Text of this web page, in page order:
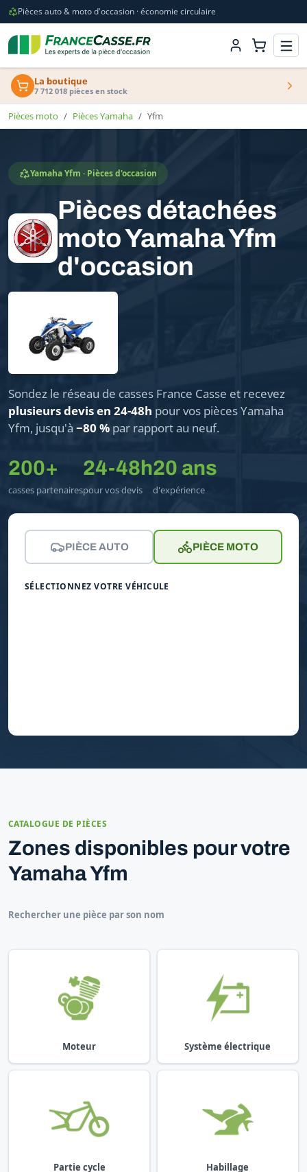
Pièces auto & moto d'occasion · économie circulaire
La boutique
7 712 018 pièces en stock
Pièces moto Pièces Yamaha Yfm
Yamaha Yfm · Pièces d'occasion
Pièces détachées
moto Yamaha Yfm
d'occasion
Sondez le réseau de casses France Casse et recevez
plusieurs devis en 24-48h pour vos pièces Yamaha
Yfm, jusqu'à −80 % par rapport au neuf.
200+
casses partenaires
24-48h
pour vos devis
20 ans
d'expérience
PIÈCE AUTO PIÈCE MOTO
SÉLECTIONNEZ VOTRE VÉHICULE
CATALOGUE DE PIÈCES
Zones disponibles pour votre
Yamaha Yfm
Rechercher une pièce par son nom
Moteur Système électrique
Partie cycle Habillage